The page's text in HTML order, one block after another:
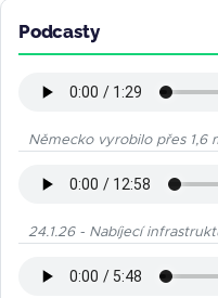
Podcasty
Německo vyrobilo přes 1,6
24.1.26 - Nabíjecí